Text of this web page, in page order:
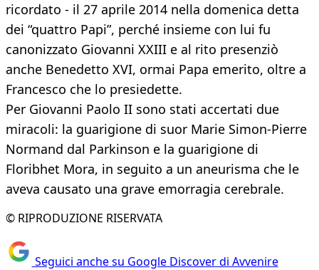
ricordato - il 27 aprile 2014 nella domenica detta
dei “quattro Papi”, perché insieme con lui fu
canonizzato Giovanni XXIII e al rito presenziò
anche Benedetto XVI, ormai Papa emerito, oltre a
Francesco che lo presiedette.
Per Giovanni Paolo II sono stati accertati due
miracoli: la guarigione di suor Marie Simon-Pierre
Normand dal Parkinson e la guarigione di
Floribhet Mora, in seguito a un aneurisma che le
aveva causato una grave emorragia cerebrale.
© RIPRODUZIONE RISERVATA
Seguici anche su Google Discover di Avvenire